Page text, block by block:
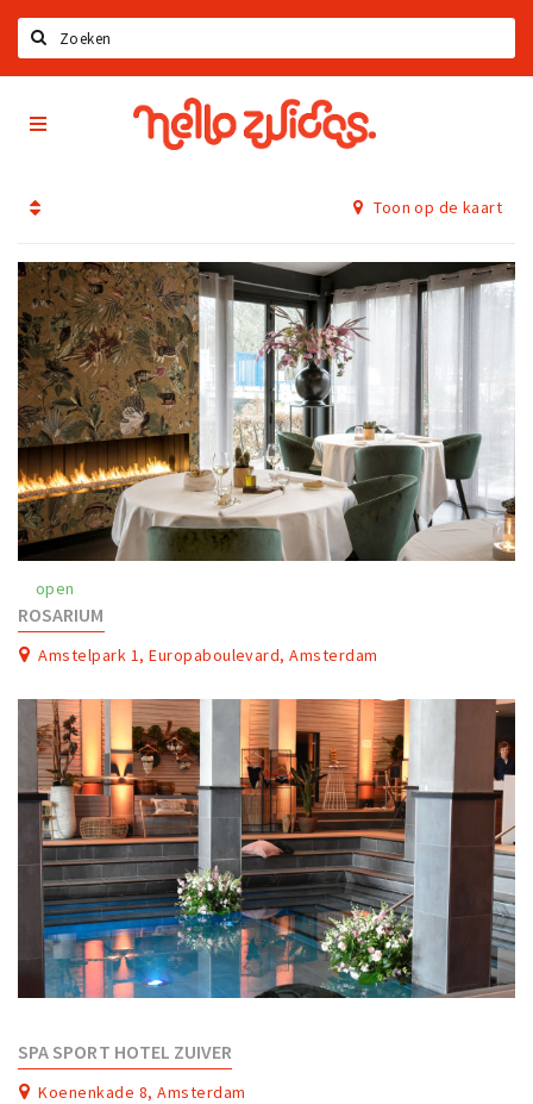
Home
Upcoming events
Offers & Deals
Restaurants
Bars
Hotels
Shops
Live
Work
Education
Magazine
Columns
Interviews
Hello Zuidas Articles
About Hello Zuidas
Programme
Membership
Partner Apps
Hello
Zuidas
App
Toon op de kaart
open
ROSARIUM
Amstelpark 1, Europaboulevard, Amsterdam
SPA SPORT HOTEL ZUIVER
Koenenkade 8, Amsterdam